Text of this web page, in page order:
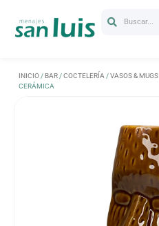
Buscar...
INICIO /BAR /COCTELERÍA /VASOS & MUGS
CERÁMICA